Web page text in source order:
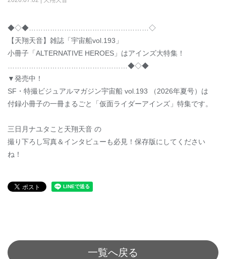
◆◇◆……………………………………………◇
【天翔天音】雑誌「宇宙船vol.193」
小冊子「ALTERNATIVE HEROES」はアインズ大特集！
……………………………………………◆◇◆
▼発売中！
SF・特撮ビジュアルマガジン宇宙船 vol.193 （2026年夏号）は
付録小冊子の一冊まるごと「仮面ライダーアインズ」特集です。
三日月ナユタこと天翔天音 の
撮り下ろし写真＆インタビューも必見！保存版にしてください
ね！
一覧へ戻る